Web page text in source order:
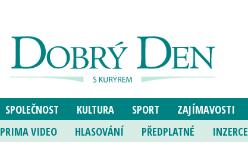
SPOLEČNOST KULTURA SPORT ZAJÍMAVOSTI
PRIMA VIDEO HLASOVÁNÍ PŘEDPLATNÉ INZERCE